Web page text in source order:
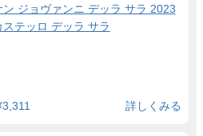
ン ジョヴァンニ デッラ サラ 2023
ステッロ デッラ サラ
詳しくみる